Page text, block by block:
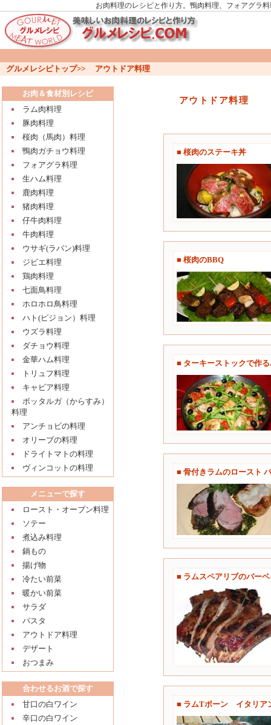
お肉料理のレシピと作り方。鴨肉料理、フォアグラ
グルメレシピトップ>> アウトドア料理
お肉＆食材別レシピ
ラム肉料理
豚肉料理
桜肉（馬肉）料理
鴨肉ガチョウ料理
フォアグラ料理
生ハム料理
鹿肉料理
猪肉料理
仔牛肉料理
牛肉料理
ウサギ(ラパン)料理
ジビエ料理
鶏肉料理
七面鳥料理
ホロホロ鳥料理
ハト(ピジョン）料理
ウズラ料理
ダチョウ料理
金華ハム料理
トリュフ料理
キャビア料理
ボッタルガ（からすみ）
料理
アンチョビの料理
オリーブの料理
ドライトマトの料理
ヴィンコットの料理
メニューで探す
ロースト・オーブン料理
ソテー
煮込み料理
鍋もの
揚げ物
冷たい前菜
暖かい前菜
サラダ
パスタ
アウトドア料理
デザート
おつまみ
合わせるお酒で探す
甘口の白ワイン
辛口の白ワイン
アウトドア料理
■ 桜肉のステーキ丼
■ 桜肉のBBQ
■ ターキーストックで作
■ 骨付きラムのロースト
■ ラムスペアリブのバー
■ ラムTボーン イタリア